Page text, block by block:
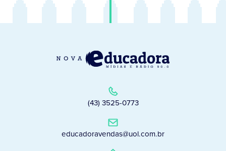
(43) 3525-0773
educadoravendas@uol.com.br